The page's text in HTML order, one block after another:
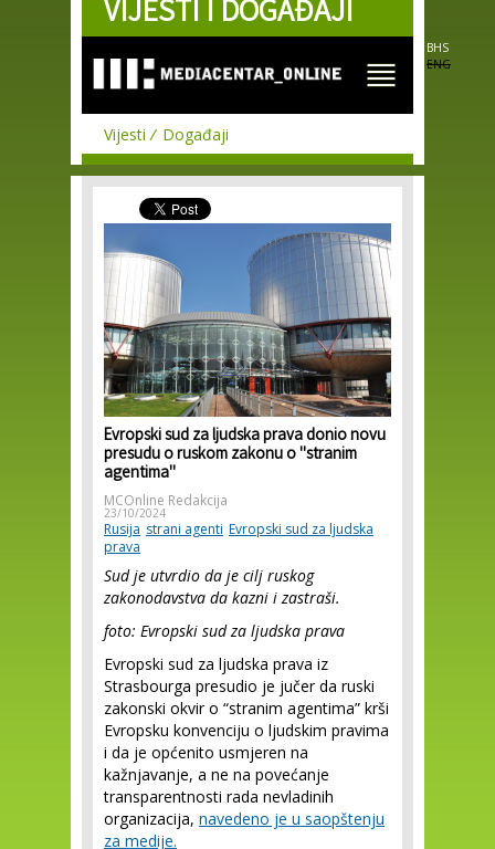
Skip to
main
VIJESTI I DOGAĐAJI
BHS
ENG
Vijesti Događaji
Evropski sud za ljudska prava donio novu
presudu o ruskom zakonu o ''stranim
agentima''
MCOnline Redakcija
23/10/2024
Rusija strani agenti Evropski sud za ljudska
prava
Sud je utvrdio da je cilj ruskog
zakonodavstva da kazni i zastraši.
foto: Evropski sud za ljudska prava
Evropski sud za ljudska prava iz
Strasbourga presudio je jučer da ruski
zakonski okvir o “stranim agentima” krši
Evropsku konvenciju o ljudskim pravima
i da je općenito usmjeren na
kažnjavanje, a ne na povećanje
transparentnosti rada nevladinih
organizacija, navedeno je u saopštenju
za medije.